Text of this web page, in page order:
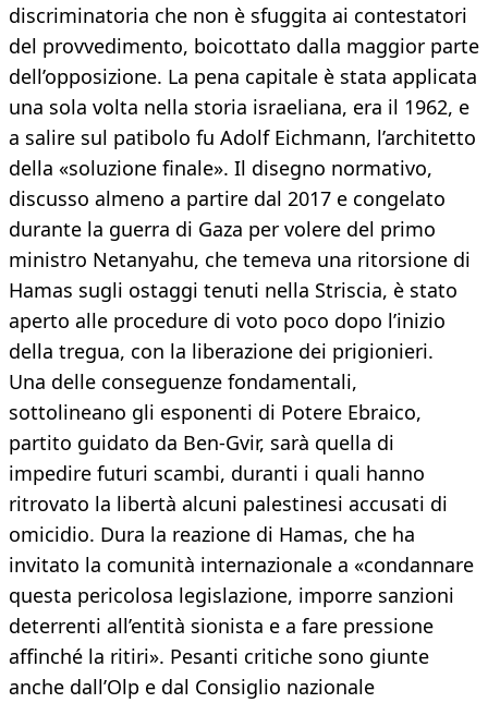
discriminatoria che non è sfuggita ai contestatori
del provvedimento, boicottato dalla maggior parte
dell’opposizione. La pena capitale è stata applicata
una sola volta nella storia israeliana, era il 1962, e
a salire sul patibolo fu Adolf Eichmann, l’architetto
della «soluzione finale». Il disegno normativo,
discusso almeno a partire dal 2017 e congelato
durante la guerra di Gaza per volere del primo
ministro Netanyahu, che temeva una ritorsione di
Hamas sugli ostaggi tenuti nella Striscia, è stato
aperto alle procedure di voto poco dopo l’inizio
della tregua, con la liberazione dei prigionieri.
Una delle conseguenze fondamentali,
sottolineano gli esponenti di Potere Ebraico,
partito guidato da Ben-Gvir, sarà quella di
impedire futuri scambi, duranti i quali hanno
ritrovato la libertà alcuni palestinesi accusati di
omicidio. Dura la reazione di Hamas, che ha
invitato la comunità internazionale a «condannare
questa pericolosa legislazione, imporre sanzioni
deterrenti all’entità sionista e a fare pressione
affinché la ritiri». Pesanti critiche sono giunte
anche dall’Olp e dal Consiglio nazionale